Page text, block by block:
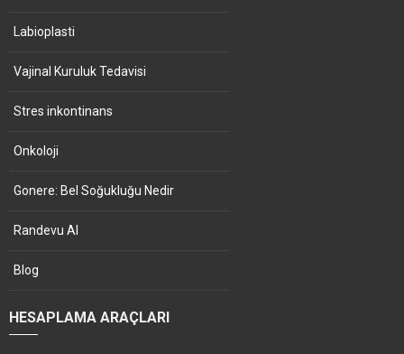
Labioplasti
Vajinal Kuruluk Tedavisi
Stres inkontinans
Onkoloji
Gonere: Bel Soğukluğu Nedir
Randevu Al
Blog
HESAPLAMA ARAÇLARI